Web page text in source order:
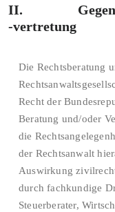
II.
-vertretung
Die Rechtsberatung
Recht der
Beratung und/oder
die
der Rechtsanwalt
Auswirkung
durch fachkundige
Steuerberater,